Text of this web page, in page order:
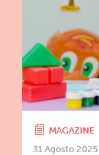
MAGAZINE
31 Agosto 2025